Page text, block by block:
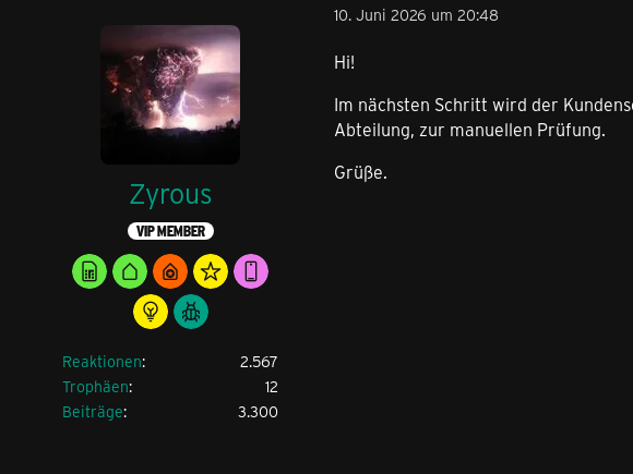
Zyrous
VIP MEMBER
Reaktionen
2.567
Trophäen
12
Beiträge
3.300
10. Juni 2026 um 20:48
Hi!
Im nächsten Schritt wird der
Abteilung, zur manuellen Prüfung.
Grüße.